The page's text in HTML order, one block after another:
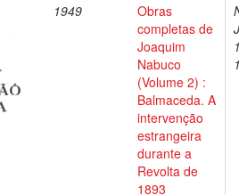
1949
Obras
completas de
Joaquim
Nabuco
(Volume 2) :
Balmaceda. A
intervenção
estrangeira
durante a
Revolta de
1893